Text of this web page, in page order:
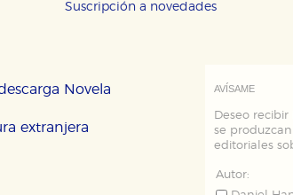
Suscripción a novedades
Novela
extranjera
AVÍSAME
Deseo
se
editoriales
Autor: